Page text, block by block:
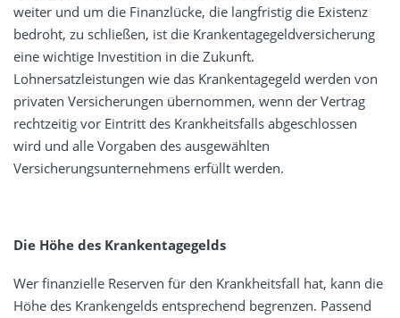
weiter und um die Finanzlücke, die langfristig die Existenz
bedroht, zu schließen, ist die Krankentagegeldversicherung
eine wichtige Investition in die Zukunft.
Lohnersatzleistungen wie das Krankentagegeld werden von
privaten Versicherungen übernommen, wenn der Vertrag
rechtzeitig vor Eintritt des Krankheitsfalls abgeschlossen
wird und alle Vorgaben des ausgewählten
Versicherungsunternehmens erfüllt werden.
Die Höhe des Krankentagegelds
Wer finanzielle Reserven für den Krankheitsfall hat, kann die
Höhe des Krankengelds entsprechend begrenzen. Passend